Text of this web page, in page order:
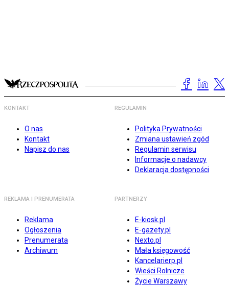
KONTAKT
O nas
Kontakt
Napisz do nas
REGULAMIN
Polityka Prywatności
Zmiana ustawień zgód
Regulamin serwisu
Informacje o nadawcy
Deklaracja dostępności
REKLAMA I PRENUMERATA
Reklama
Ogłoszenia
Prenumerata
Archiwum
PARTNERZY
E-kiosk.pl
E-gazety.pl
Nexto.pl
Mała księgowość
Kancelarierp.pl
Wieści Rolnicze
Życie Warszawy